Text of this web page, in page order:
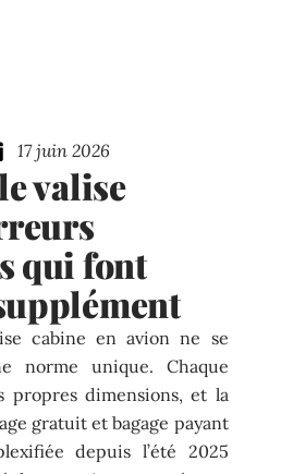
17 juin 2026
valise
qui font
cabine en avion ne se
norme unique. Chaque
propres dimensions, et la
gratuit et bagage payant
depuis l’été 2025